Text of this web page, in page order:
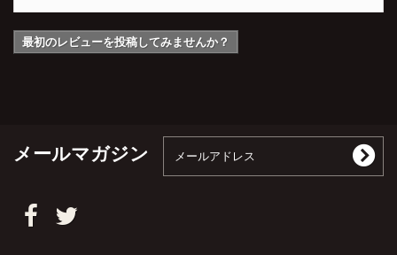
最初のレビューを投稿してみませんか？
メールマガジン